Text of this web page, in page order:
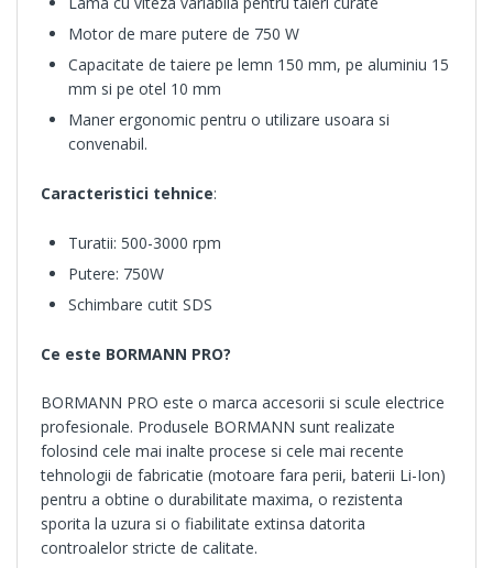
Motor de mare putere de 750 W
Capacitate de taiere pe lemn 150 mm, pe aluminiu 15
mm si pe otel 10 mm
Maner ergonomic pentru o utilizare usoara si
convenabil.
Caracteristici tehnice:
Turatii: 500-3000 rpm
Putere: 750W
Schimbare cutit SDS
Ce este BORMANN PRO?
BORMANN PRO este o marca accesorii si scule electrice
profesionale. Produsele BORMANN sunt realizate
folosind cele mai inalte procese si cele mai recente
tehnologii de fabricatie (motoare fara perii, baterii Li-Ion)
pentru a obtine o durabilitate maxima, o rezistenta
sporita la uzura si o fiabilitate extinsa datorita
controalelor stricte de calitate.